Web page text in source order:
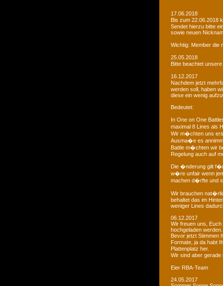
17.06.2018
Bis zum 22.06.2018
Sendet hierzu bitte
sowie neuen
Wichtig: Member
25.05.2018
Bitte beachtet
16.12.2017
Nachdem jetzt
werden soll, haben
diese ein wenig
Bedeutet:
In One on One
maximal 8 Lines als
Wir m�chten uns
Ausma�e es
Battle m�chten wir
Regelung auch auf
Die �nderung gilt f�r
w�re unfair wenn
machen d�rfte und
Wir brauchen
behaltet das im
weniger Lines
06.12.2017
Wir freuen uns,
hochgeladen werden.
Bevor jetzt Stimmen
Formate, ja da habt
Plattenplatz her.
Wir sind aber
Eier RBA-Team
24.05.2017